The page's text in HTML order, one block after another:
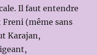
Il faut entendre
Freni (même sans
Karajan,